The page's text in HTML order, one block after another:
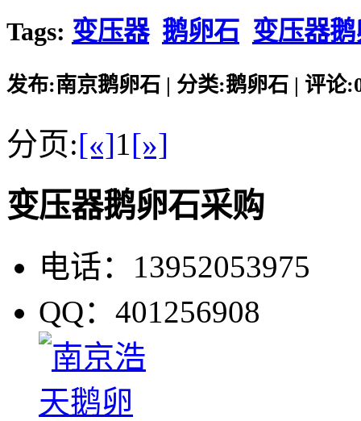
Tags: 变压器 鹅卵石 变压器
发布:南京鹅卵石 | 分类:鹅卵石 | 评论
分页:[«]1[»]
变压器鹅卵石采购
电话：13952053975
QQ：401256908